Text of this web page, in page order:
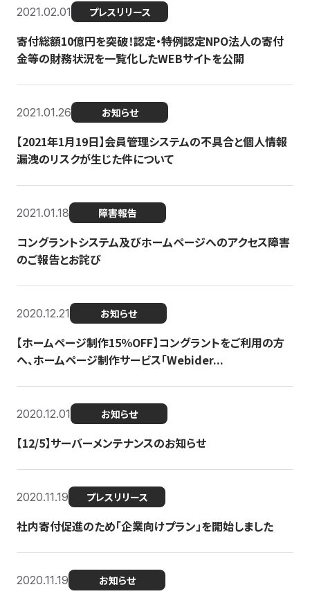
2021.02.01 プレスリリース
寄付総額10億円を突破！認定・特例認定NPO法人の寄付
金等の財務状況を一覧化したWEBサイトを公開
2021.01.26 お知らせ
【2021年1月19日】会員管理システムの不具合と個人情報
漏洩のリスクが生じた件について
2021.01.18 障害報告
コングラントシステム及びホームページへのアクセス障害
のご報告とお詫び
2020.12.21 お知らせ
【ホームページ制作15％OFF】コングラントをご利用の方
へ、ホームページ制作サービス「Webider...
2020.12.01 お知らせ
【12/5】サーバーメンテナンスのお知らせ
2020.11.19 プレスリリース
社内寄付促進のため「企業向けプラン」を開始しました
2020.11.19 お知らせ